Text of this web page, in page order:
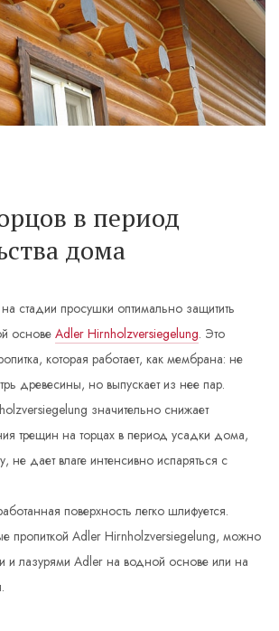
в период
дома
стадии просушки оптимально защитить
основе Adler Hirnholzversiegelung. Это
которая работает, как мембрана: не
древесины, но выпускает из нее пар.
значительно снижает
трещин на торцах в период усадки дома,
не дает влаге интенсивно испаряться с
поверхность легко шлифуется.
пропиткой Adler Hirnholzversiegelung, можно
и лазурями Adler на водной основе или на